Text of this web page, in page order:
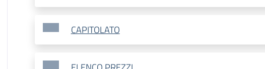
CAPITOLATO